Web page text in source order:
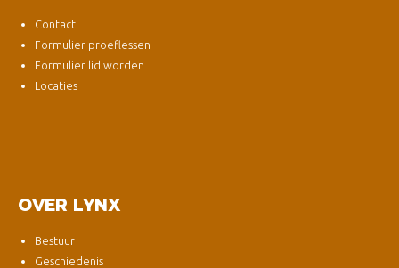
Contact
Formulier proeflessen
Formulier lid worden
Locaties
OVER LYNX
Bestuur
Geschiedenis